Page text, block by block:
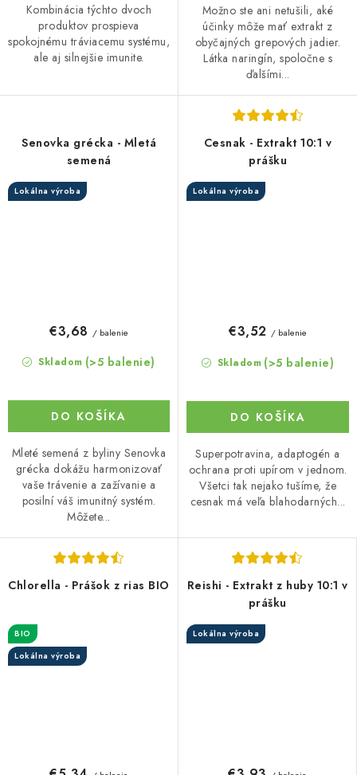
Kombinácia týchto dvoch
produktov prospieva
spokojnému tráviacemu systému,
ale aj silnejšie imunite.
Možno ste ani netušili, aké
účinky môže mať extrakt z
obyčajných grepových jadier.
Látka naringín, spoločne s
ďalšími...
Senovka grécka - Mletá
semená
Lokálna výroba
Skladom (>5 balenie)
€3,68 / balenie
DO KOŠÍKA
Mleté semená z byliny Senovka
grécka dokážu harmonizovať
vaše trávenie a zažívanie a
posilní váš imunitný systém.
Môžete...
Cesnak - Extrakt 10:1 v
prášku
Lokálna výroba
Skladom (>5 balenie)
€3,52 / balenie
DO KOŠÍKA
Superpotravina, adaptogén a
ochrana proti upírom v jednom.
Všetci tak nejako tušíme, že
cesnak má veľa blahodarných...
Chlorella - Prášok z rias BIO
BIO
Lokálna výroba
Reishi - Extrakt z huby 10:1 v
prášku
Lokálna výroba